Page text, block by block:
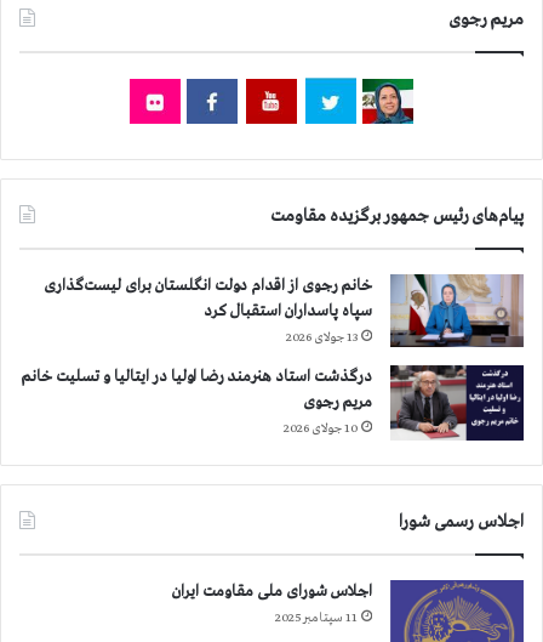
مریم رجوی
پیام‌های رئیس جمهور برگزیده مقاومت
خانم رجوی از اقدام دولت انگلستان برای لیست‌گذاری
سپاه پاسداران استقبال کرد
13 جولای 2026
درگذشت استاد هنرمند رضا اولیا در ایتالیا و تسلیت خانم
مریم رجوی
10 جولای 2026
اجلاس رسمی شورا
اجلاس شورای ملی مقاومت ایران
11 سپتامبر 2025